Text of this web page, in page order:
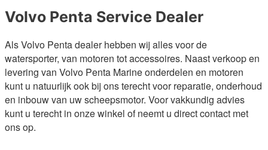
Volvo Penta Service Dealer
Als Volvo Penta dealer hebben wij alles voor de
watersporter, van motoren tot accessoires. Naast verkoop en
levering van Volvo Penta Marine onderdelen en motoren
kunt u natuurlijk ook bij ons terecht voor reparatie, onderhoud
en inbouw van uw scheepsmotor. Voor vakkundig advies
kunt u terecht in onze winkel of neemt u direct contact met
ons op.